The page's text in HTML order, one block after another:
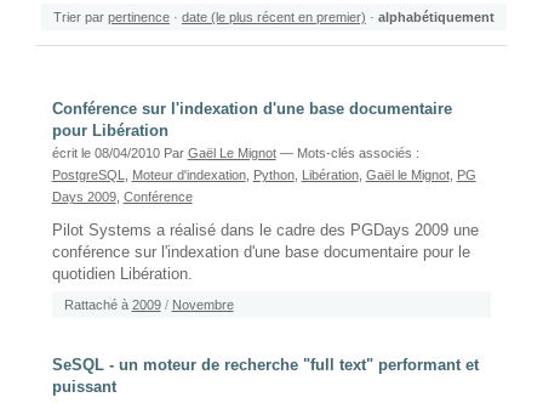
Trier par pertinence · date (le plus récent en premier) · alphabétiquement
Conférence sur l'indexation d'une base documentaire
pour Libération
écrit le 08/04/2010 Par Gaël Le Mignot — Mots-clés associés :
PostgreSQL
Moteur d'indexation, Python, Libération, Gaël le Mignot, PG
Days 2009, Conférence
Pilot Systems a réalisé dans le cadre des PGDays 2009 une
conférence sur l'indexation d'une base documentaire pour le
quotidien Libération.
Rattaché à 2009 / Novembre
SeSQL - un moteur de recherche "full text" performant et
puissant